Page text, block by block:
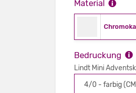
Material
Bedruckung
Lindt Mini